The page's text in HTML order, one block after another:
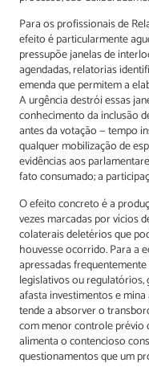
Para os profissionais de
efeito é particularmente
pressupõe janelas de
agendadas, relatorias
emenda que permitem a
A urgência destrói essas
conhecimento da inclusão
antes da votação — tempo
qualquer mobilização de
evidências aos
fato consumado; a
O efeito concreto é a
vezes marcadas por vícios
colaterais deletérios que
houvesse ocorrido. Para a
apressadas
legislativos ou
afasta investimentos e
tende a absorver o
com menor controle prévio
alimenta o contencioso
questionamentos que um